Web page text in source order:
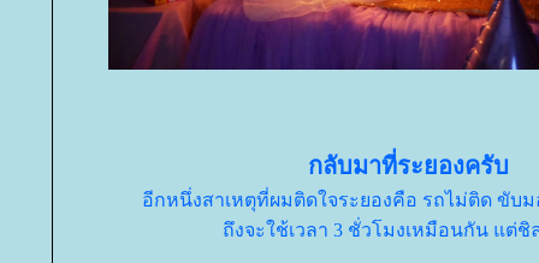
กลับมาที่ระยองครับ
อีกหนึ่งสาเหตุที่ผมติดใจระยองคือ รถไม่ติด ขับม
ถึงจะใช้เวลา 3 ชั่วโมงเหมือนกัน แต่ชิ